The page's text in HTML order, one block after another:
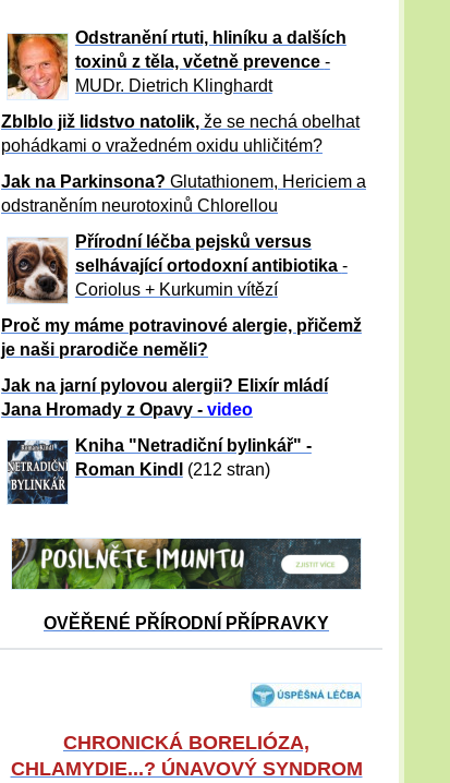
Odstranění rtuti, hliníku a dalších
toxinů z těla, včetně prevence -
MUDr. Dietrich Klinghardt
Zblblo již lidstvo natolik, že se nechá obelhat
pohádkami o vražedném oxidu uhličitém?
Jak na Parkinsona? Glutathionem, Hericiem a
odstraněním neurotoxinů Chlorellou
Přírodní léčba pejsků versus
selhávající ortodoxní antibiotika -
Coriolus + Kurkumin vítězí
Proč my máme potravinové alergie, přičemž
je naši prarodiče neměli?
Jak na jarní pylovou alergii? Elixír mládí
Jana Hromady z Opavy - video
Kniha "Netradiční bylinkář" -
Roman Kindl
(212 stran)
OVĚŘENÉ PŘÍRODNÍ PŘÍPRAVKY
CHRONICKÁ BORELIÓZA,
CHLAMYDIE...? ÚNAVOVÝ SYNDROM